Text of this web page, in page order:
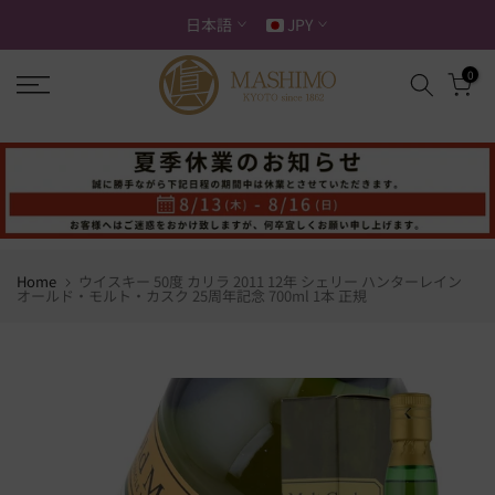
キ
ッ
プ
る
日本語 JPY
0
Home ウイスキー 50度 カリラ 2011 12年 シェリー ハンターレイン
オールド・モルト・カスク 25周年記念 700ml 1本 正規